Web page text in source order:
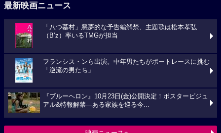
最新映画ニュース
「八つ墓村」悪夢的な予告編解禁、主題歌は松本孝弘
（B’z）率いるTMGが担当
フランシス・ンら出演。中年男たちがボートレースに挑む
「逆流の男たち」
『ブルーヘロン』10月23日(金)公開決定！ポスタービジュ
アル&特報解禁―ある家族を巡る今...